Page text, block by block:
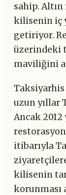
sahip.
kilisenin iç
getiriyor.
üzerindeki
maviliğini
Taksiyarhis
uzun yıllar
Ancak 2012
restorasyon
itibarıyla
kilisenin
korunması